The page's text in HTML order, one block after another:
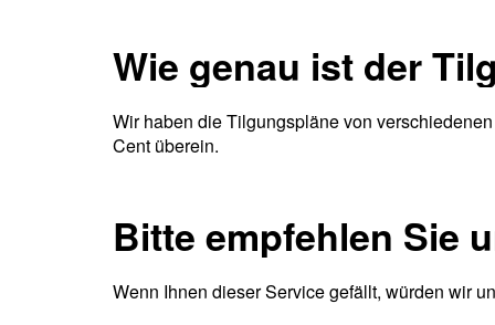
Wie genau ist der
Wir haben die Tilgungspläne von
Cent überein.
Bitte empfehlen Sie
Wenn Ihnen dieser Service gefällt, würden wir